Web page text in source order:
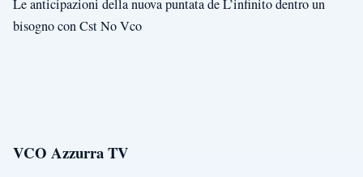
Le anticipazioni della nuova puntata de L’infinito dentro un
bisogno con Cst No Vco
VCO Azzurra TV